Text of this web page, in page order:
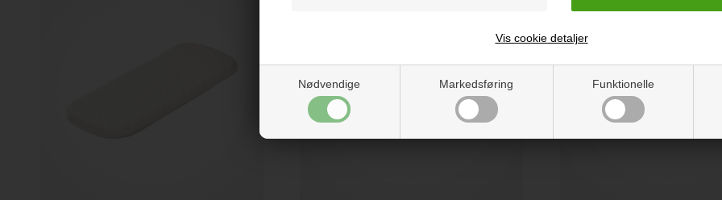
Nødvendige Markedsføring Funktionelle
Vis cookie detaljer